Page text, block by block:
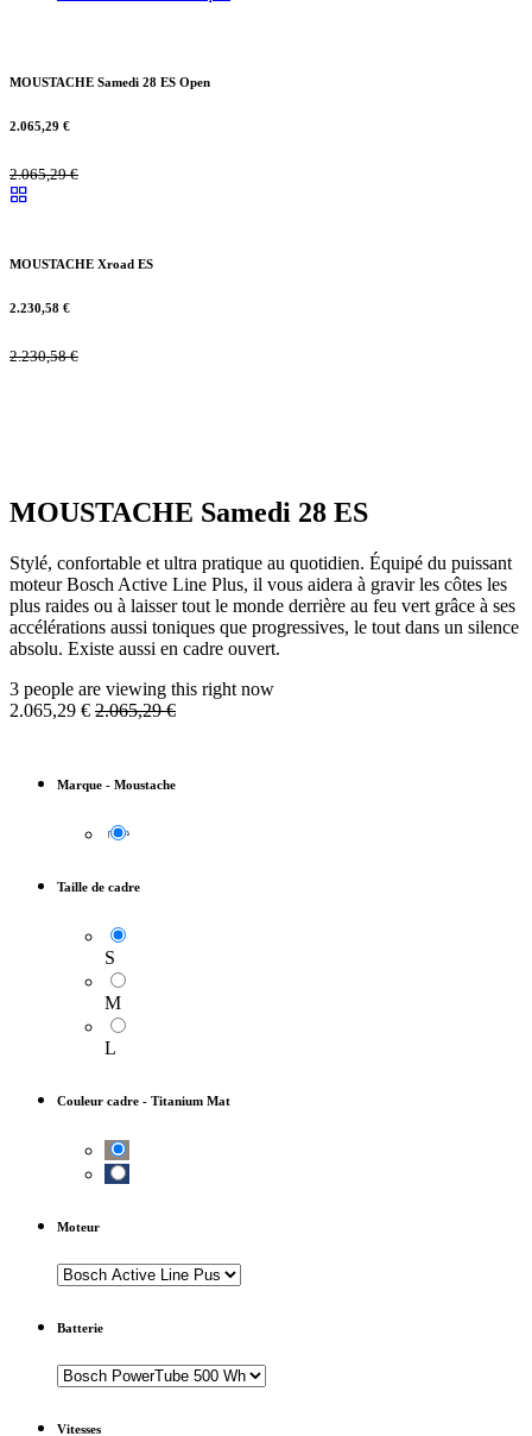
MOUSTACHE Samedi 28 ES Open
2.065,29 €
2.065,29€
MOUSTACHE Xroad ES
2.230,58 €
2.230,58€
MOUSTACHE Samedi 28 ES
Stylé, confortable et ultra pratique au quotidien. Équipé du puissant
moteur Bosch Active Line Plus, il vous aidera à gravir les côtes les
plus raides ou à laisser tout le monde derrière au feu vert grâce à ses
accélérations aussi toniques que progressives, le tout dans un silence
absolu. Existe aussi en cadre ouvert.
3 people are viewing this right now
2.065,29 € 2.065,29€
Marque - Moustache
Taille de cadre
S
M
L
Couleur cadre - Titanium Mat
Moteur
Batterie
Vitesses